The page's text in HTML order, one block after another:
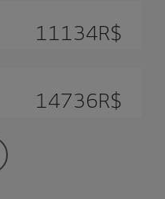
11134R$
14736R$